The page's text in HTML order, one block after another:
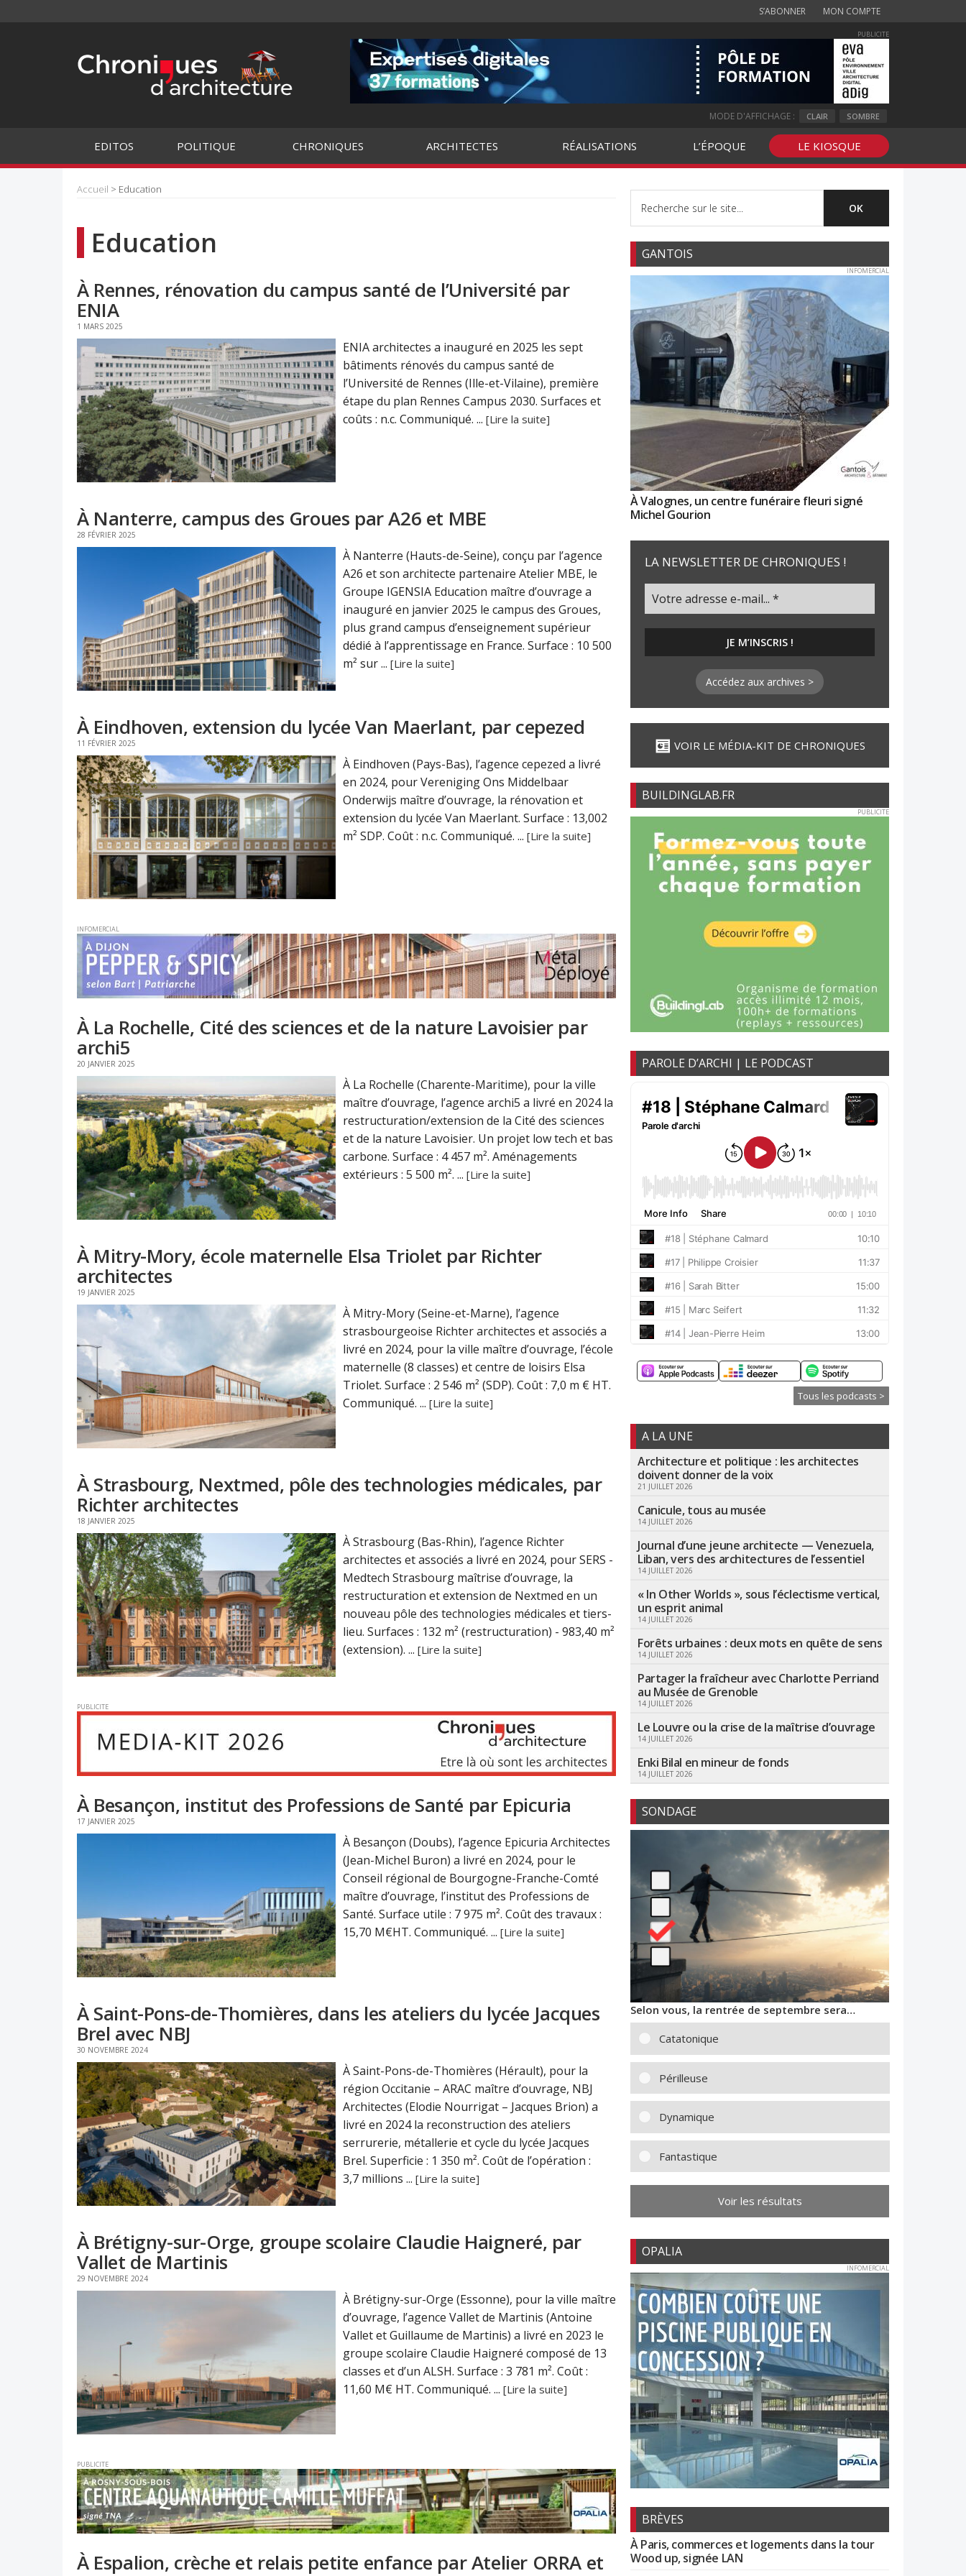
S’ABONNER MON COMPTE
PUBLICITE
MODE D'AFFICHAGE : CLAIR SOMBRE
EDITOS POLITIQUE CHRONIQUES ARCHITECTES RÉALISATIONS L’ÉPOQUE LE KIOSQUE
Accueil > Education
Education
À Rennes, rénovation du campus santé de l’Université par
ENIA
1 MARS 2025
ENIA architectes a inauguré en 2025 les sept
bâtiments rénovés du campus santé de
l’Université de Rennes (Ille-et-Vilaine), première
étape du plan Rennes Campus 2030. Surfaces et
coûts : n.c. Communiqué. ... [Lire la suite]
À Nanterre, campus des Groues par A26 et MBE
28 FÉVRIER 2025
À Nanterre (Hauts-de-Seine), conçu par l’agence
A26 et son architecte partenaire Atelier MBE, le
Groupe IGENSIA Education maître d’ouvrage a
inauguré en janvier 2025 le campus des Groues,
plus grand campus d’enseignement supérieur
dédié à l’apprentissage en France. Surface : 10 500
m² sur ... [Lire la suite]
À Eindhoven, extension du lycée Van Maerlant, par cepezed
11 FÉVRIER 2025
À Eindhoven (Pays-Bas), l’agence cepezed a livré
en 2024, pour Vereniging Ons Middelbaar
Onderwijs maître d’ouvrage, la rénovation et
extension du lycée Van Maerlant. Surface : 13,002
m² SDP. Coût : n.c. Communiqué. ... [Lire la suite]
INFOMERCIAL
À La Rochelle, Cité des sciences et de la nature Lavoisier par
archi5
20 JANVIER 2025
À La Rochelle (Charente-Maritime), pour la ville
maître d’ouvrage, l’agence archi5 a livré en 2024 la
restructuration/extension de la Cité des sciences
et de la nature Lavoisier. Un projet low tech et bas
carbone. Surface : 4 457 m². Aménagements
extérieurs : 5 500 m². ... [Lire la suite]
À Mitry-Mory, école maternelle Elsa Triolet par Richter
architectes
19 JANVIER 2025
À Mitry-Mory (Seine-et-Marne), l’agence
strasbourgeoise Richter architectes et associés a
livré en 2024, pour la ville maître d’ouvrage, l’école
maternelle (8 classes) et centre de loisirs Elsa
Triolet. Surface : 2 546 m² (SDP). Coût : 7,0 m € HT.
Communiqué. ... [Lire la suite]
À Strasbourg, Nextmed, pôle des technologies médicales, par
Richter architectes
18 JANVIER 2025
À Strasbourg (Bas-Rhin), l’agence Richter
architectes et associés a livré en 2024, pour SERS -
Medtech Strasbourg maîtrise d’ouvrage, la
restructuration et extension de Nextmed en un
nouveau pôle des technologies médicales et tiers-
lieu. Surfaces : 132 m² (restructuration) - 983,40 m²
(extension). ... [Lire la suite]
PUBLICITE
À Besançon, institut des Professions de Santé par Epicuria
17 JANVIER 2025
À Besançon (Doubs), l’agence Epicuria Architectes
(Jean-Michel Buron) a livré en 2024, pour le
Conseil régional de Bourgogne-Franche-Comté
maître d’ouvrage, l’institut des Professions de
Santé. Surface utile : 7 975 m². Coût des travaux :
15,70 M€HT. Communiqué. ... [Lire la suite]
À Saint-Pons-de-Thomières, dans les ateliers du lycée Jacques
Brel avec NBJ
30 NOVEMBRE 2024
À Saint-Pons-de-Thomières (Hérault), pour la
région Occitanie – ARAC maître d’ouvrage, NBJ
Architectes (Elodie Nourrigat – Jacques Brion) a
livré en 2024 la reconstruction des ateliers
serrurerie, métallerie et cycle du lycée Jacques
Brel. Superficie : 1 350 m². Coût de l’opération :
3,7 millions ... [Lire la suite]
À Brétigny-sur-Orge, groupe scolaire Claudie Haigneré, par
Vallet de Martinis
29 NOVEMBRE 2024
À Brétigny-sur-Orge (Essonne), pour la ville maître
d’ouvrage, l’agence Vallet de Martinis (Antoine
Vallet et Guillaume de Martinis) a livré en 2023 le
groupe scolaire Claudie Haigneré composé de 13
classes et d’un ALSH. Surface : 3 781 m². Coût :
11,60 M€ HT. Communiqué. ... [Lire la suite]
PUBLICITE
À Espalion, crèche et relais petite enfance par Atelier ORRA et
GANTOIS
INFOMERCIAL
À Valognes, un centre funéraire fleuri signé
Michel Gourion
LA NEWSLETTER DE CHRONIQUES !
Accédez aux archives >
VOIR LE MÉDIA-KIT DE CHRONIQUES
BUILDINGLAB.FR
PUBLICITE
PAROLE D’ARCHI | LE PODCAST
Tous les podcasts >
A LA UNE
Architecture et politique : les architectes
doivent donner de la voix
21 JUILLET 2026
Canicule, tous au musée
14 JUILLET 2026
Journal d’une jeune architecte — Venezuela,
Liban, vers des architectures de l’essentiel
14 JUILLET 2026
« In Other Worlds », sous l’éclectisme vertical,
un esprit animal
14 JUILLET 2026
Forêts urbaines : deux mots en quête de sens
14 JUILLET 2026
Partager la fraîcheur avec Charlotte Perriand
au Musée de Grenoble
14 JUILLET 2026
Le Louvre ou la crise de la maîtrise d’ouvrage
14 JUILLET 2026
Enki Bilal en mineur de fonds
14 JUILLET 2026
SONDAGE
Selon vous, la rentrée de septembre sera…
Catatonique
Périlleuse
Dynamique
Fantastique
Voir les résultats
OPALIA
INFOMERCIAL
BRÈVES
À Paris, commerces et logements dans la tour
Wood up, signée LAN